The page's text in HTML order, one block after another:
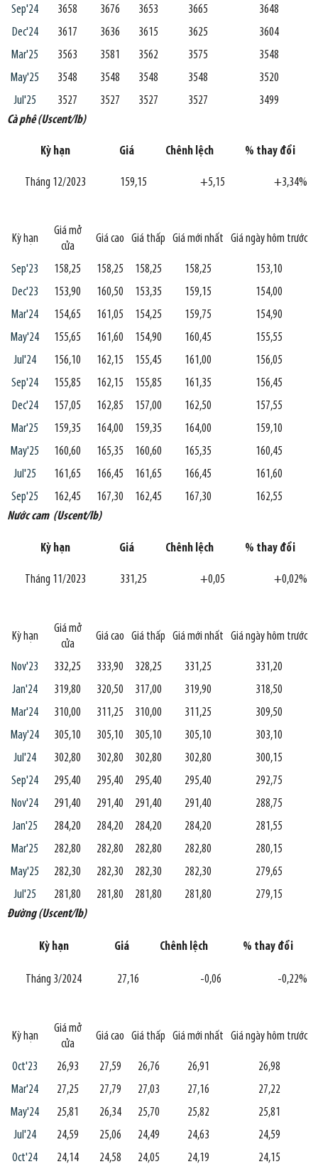
Sep'24
3658 3676 3653 3665
3648
Dec'24
3617 3636 3615 3625
3604
Mar'25
3563 3581 3562 3575
3548
May'25
3548 3548 3548 3548
3520
Jul'25
3527 3527 3527 3527
3499
Cà phê (Uscent/lb)
Kỳ hạn Giá Chênh lệch % thay đổi
Tháng 12/2023 159,15 +5,15 +3,34%
Kỳ hạn
Giá mở
cửa
Giá cao Giá thấp Giá mới nhất Giá ngày hôm trước
Sep'23 158,25 158,25 158,25 158,25
153,10
Dec'23
153,90 160,50 153,35 159,15
154,00
Mar'24
154,65 161,05 154,25 159,75
154,90
May'24
155,65 161,60 154,90 160,45
155,55
Jul'24
156,10 162,15 155,45 161,00
156,05
Sep'24
155,85 162,15 155,85 161,35
156,45
Dec'24
157,05 162,85 157,00 162,50
157,55
Mar'25
159,35 164,00 159,35 164,00
159,10
May'25
160,60 165,35 160,60 165,35
160,45
Jul'25
161,65 166,45 161,65 166,45
161,60
Sep'25
162,45 167,30 162,45 167,30
162,55
Nước cam (Uscent/lb)
Kỳ hạn Giá Chênh lệch % thay đổi
Tháng 11/2023 331,25 +0,05 +0,02%
Kỳ hạn
Giá mở
cửa
Giá cao Giá thấp Giá mới nhất Giá ngày hôm trước
Nov'23 332,25 333,90 328,25 331,25
331,20
Jan'24
319,80 320,50 317,00 319,90
318,50
Mar'24
310,00 311,25 310,00 311,25
309,50
May'24
305,10 305,10 305,10 305,10
303,10
Jul'24
302,80 302,80 302,80 302,80
300,15
Sep'24
295,40 295,40 295,40 295,40
292,75
Nov'24
291,40 291,40 291,40 291,40
288,75
Jan'25
284,20 284,20 284,20 284,20
281,55
Mar'25
282,80 282,80 282,80 282,80
280,15
May'25
282,30 282,30 282,30 282,30
279,65
Jul'25
281,80 281,80 281,80 281,80
279,15
Đường (Uscent/lb)
Kỳ hạn Giá Chênh lệch % thay đổi
Tháng 3/2024 27,16 -0,06 -0,22%
Kỳ hạn
Giá mở
cửa
Giá cao Giá thấp Giá mới nhất Giá ngày hôm trước
Oct'23 26,93 27,59 26,76 26,91
26,98
Mar'24
27,25 27,79 27,03 27,16
27,22
May'24
25,81 26,34 25,70 25,82
25,81
Jul'24
24,59 25,06 24,49 24,63
24,59
Oct'24
24,14 24,58 24,05 24,19 24,15